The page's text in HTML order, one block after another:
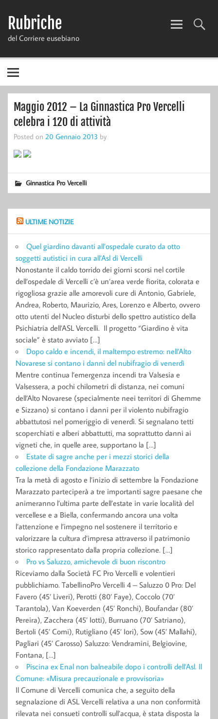
contentRubriche
del Corriere eusebiano
Maggio 2012 – La Ginnastica Pro Vercelli
celebra i 120 di attività
Posted on 20 Gennaio 2013 by
Ginnastica Pro Vercelli
ULTIME NOTIZIE
Quel giardino davanti all’ospedale curato da otto
soggetti autistici in cura all’Asl di Vercelli
Nonostante il caldo torrido dei giorni scorsi nel cortile
dell’ospedale di Vercelli c’è un’area verde fiorita, colorata e
rigogliosa grazie alle amorevoli cure di Antonio, Gabriele,
Andrea, Roberto, Maurizio, Ares, Lorenzo e Alberto, ovvero
otto utenti del Nucleo disturbi dello spettro autistico della
Psichiatria dell’ASL Vercelli. Il progetto “Giardino è vita
sociale” è stato avviato […]
Dopo caldo e incendi, il maltempo estremo: nell’Alto
Novarese si contano i danni del nubifragio di venerdì
Mentre continua l’emergenza incendi tra Valsesia e
Valsessera, a pochi chilometri di distanza, nei comuni
dell’Alto Novarese (specialmente neei territori di Ghemme
e Sizzano) si contano i danni per il violento nubifragio
abbattutosi nel pomeriggio di venerdì. Si segnalano tetti
scoperchiati e alberi abbattutti, ma soprattutto danni ai
vigneti che, in quelle aree, supportano la […]
Estate di sagre anche per i mezzi storici della
collezione della Fondazione Marazzato
Tra la metà di agosto e l’inizio di settembre la Fondazione
Marazzato parteciperà a tre importanti sagre paesane che
animeranno l’ultima parte dell’estate in varie località del
vercellese e a Biella, confermando ancora una volta
l’attenzione e l’impegno nel sostenere il territorio e
valorizzare la cultura d’impresa attraverso il patrimonio
storico rappresentato dalla propria collezione. […]
Pro vs Saluzzo, amichevole di buon riscontro
Riceviamo dalla Società FC Pro Vercelli e volentieri
pubblichiamo. TabellinoPro Vercelli 4 – Saluzzo 0 Pro: Del
Favero (45’ Liveri), Perotti (80’ Faye), Coccolo (70’
Tarantola), Van Koeverden (45’ Ronchi), Boufandar (80’
Pereira), Zacchera (45’ Iotti), Burruano (70’ Satriano),
Bertoli (45’ Comi), Rutigliano (45’ Iori), Sow (45’ Mallahi),
Pagliari (45’ Carosso) Saluzzo: Vendramini, Belgiovine,
Fontana, […]
Piscina ex Enal non balneabile dopo i controlli dell’Asl. Il
Comune: «Misura precauzionale e provvisoria»
Il Comune di Vercelli comunica che, a seguito della
segnalazione di ASL Vercelli relativa a una non conformità
rilevata nei consueti controlli sull’acqua, è stata disposta la